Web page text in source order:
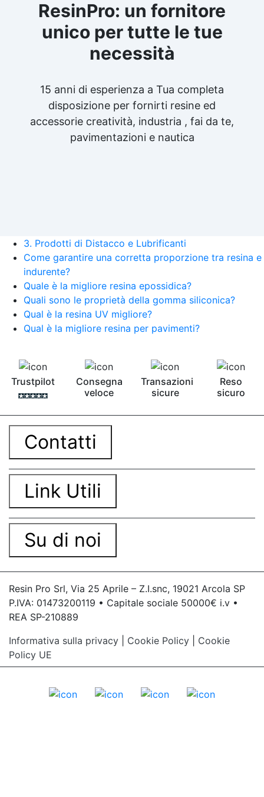
ResinPro: un fornitore
unico per tutte le tue
necessità
15 anni di esperienza a Tua completa
disposizione per fornirti resine ed
accessorie creatività, industria , fai da te,
pavimentazioni e nautica
3. Prodotti di Distacco e Lubrificanti
Come garantire una corretta proporzione tra resina e
indurente?
Quale è la migliore resina epossidica?
Quali sono le proprietà della gomma siliconica?
Qual è la resina UV migliore?
Qual è la migliore resina per pavimenti?
Trustpilot
Consegna
veloce
Transazioni
sicure
Reso
sicuro
Contatti
Link Utili
Su di noi
Resin Pro Srl, Via 25 Aprile – Z.I.snc, 19021 Arcola SP
P.IVA: 01473200119 • Capitale sociale 50000€ i.v •
REA SP-210889
Informativa sulla privacy
Cookie Policy
Cookie
Policy UE